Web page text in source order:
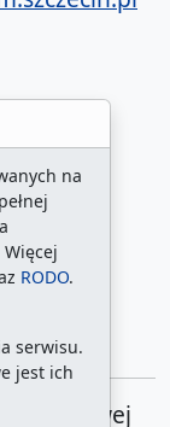
na
RODO.
serwisu.
jest ich
Krajowej